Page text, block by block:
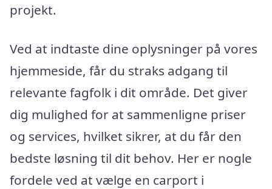
projekt.
Ved at indtaste dine oplysninger på vores
hjemmeside, får du straks adgang til
relevante fagfolk i dit område. Det giver
dig mulighed for at sammenligne priser
og services, hvilket sikrer, at du får den
bedste løsning til dit behov. Her er nogle
fordele ved at vælge en carport i